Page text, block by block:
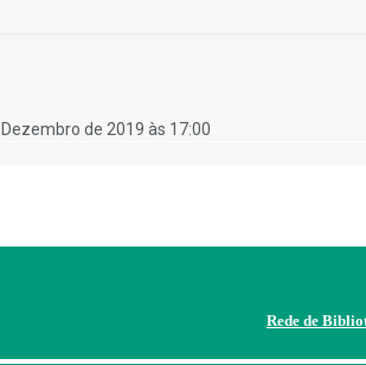
de 2019 às 17:00
Rede de